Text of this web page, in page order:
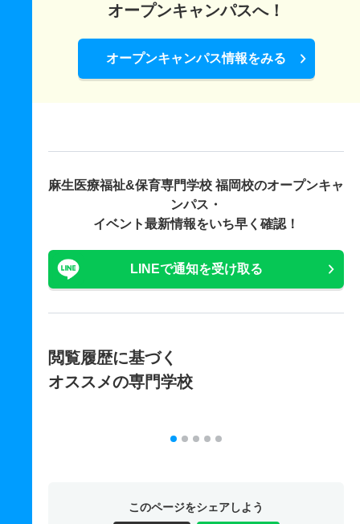
オープンキャンパスへ！
オープンキャンパス情報をみる
麻生医療福祉&保育専門学校 福岡校のオープンキャ
ンパス・
イベント最新情報をいち早く確認！
LINEで通知を受け取る
閲覧履歴に基づく
オススメの専門学校
このページをシェアしよう